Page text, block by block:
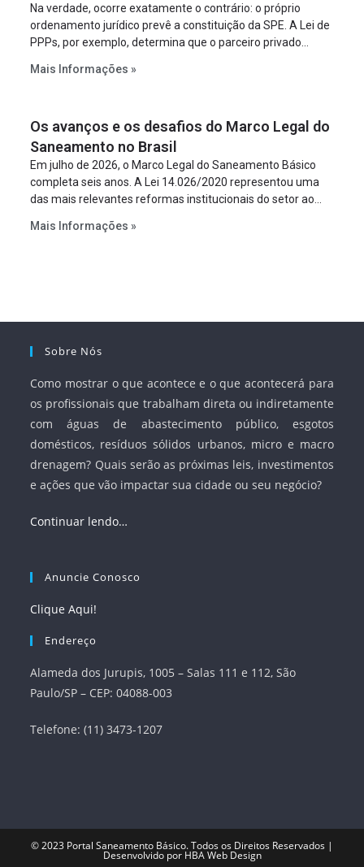
Na verdade, ocorre exatamente o contrário: o próprio
ordenamento jurídico prevê a constituição da SPE. A Lei de
PPPs, por exemplo, determina que o parceiro privado
empreendimento. Ou seja, a suposta “fraude à licitação” é
projeto a projeto.
Mais Informações »
Os avanços e os desafios do Marco Legal do
Saneamento no Brasil
Em julho de 2026, o Marco Legal do Saneamento Básico
completa seis anos. A Lei 14.026/2020 representou uma
das mais relevantes reformas institucionais do setor ao
serviços, ampliar a participação da iniciativa privada,
Mais Informações »
Sobre Nós
Como mostrar o que acontece e o que acontecerá para
os profissionais que trabalham direta ou indiretamente
com águas de abastecimento público, esgotos
domésticos, resíduos sólidos urbanos, micro e macro
drenagem? Quais serão as próximas leis, investimentos
e ações que vão impactar sua cidade ou seu negócio?
Continuar lendo…
Anuncie Conosco
Clique Aqui!
Endereço
Alameda dos Jurupis, 1005 – Salas 111 e 112, São
Paulo/SP – CEP: 04088-003
Telefone: (11) 3473-1207
© 2023 Portal Saneamento Básico. Todos os Direitos Reservados |
Desenvolvido por HBA Web Design